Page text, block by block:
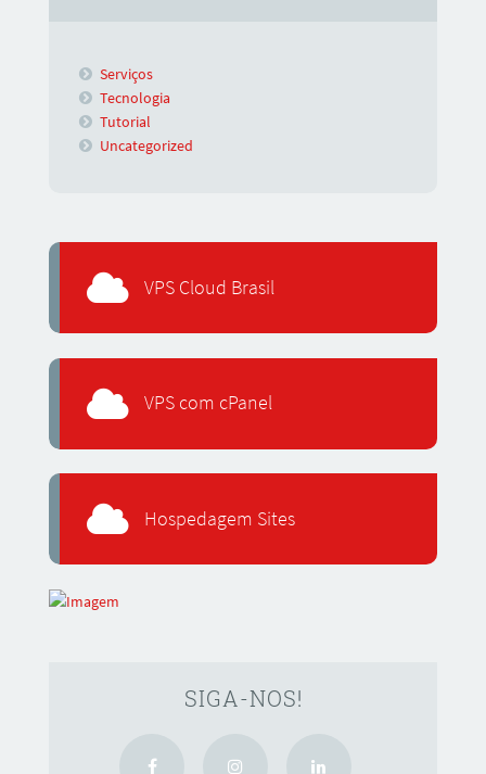
Serviços
Tecnologia
Tutorial
Uncategorized
VPS Cloud Brasil
VPS com cPanel
Hospedagem Sites
SIGA-NOS!